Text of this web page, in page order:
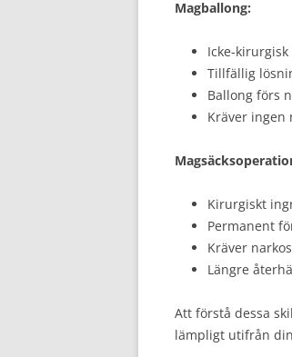
Magballong:
Icke-
Tillfällig
Ballong förs
Kräver ingen
Kirurgiskt
Permanent
Kräver
Längre
Att förstå dessa
lämpligt utifrån